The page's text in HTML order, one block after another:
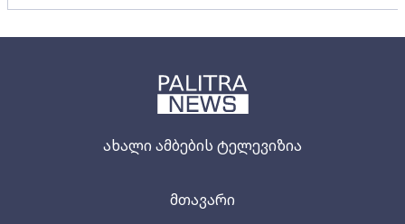
ახალი ამბების ტელევიზია
მთავარი